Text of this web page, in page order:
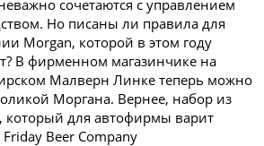
сочетаются с управлением
Но писаны ли правила для
Morgan, которой в этом году
В фирменном магазинчике на
Малверн Линке теперь можно
Моргана. Вернее, набор из
который для автофирмы варит
Beer Company